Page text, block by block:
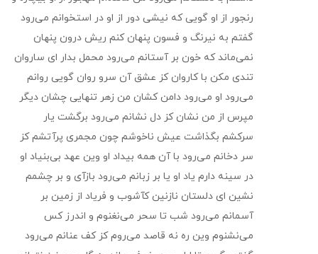
رنجور از او گویی که نیشی دور از او در استخوانم می‌رود
گفتم به نیرنگ و فسون پنهان کنم ریش درون پنهان
نمی‌ماند که خون بر آستانم می‌رود محمل بدار ای ساروان
تندی مکن با کاروان کز عشق آن سرو روان گویی روانم
می‌رود او می‌رود دامن کشان من زهر تنهایی چشان دیگر
مپرس از من نشان کز دل نشانم می‌رود برگشت یار
سرکشم بگذاشت عیش ناخوشم چون مجمری پرآتشم کز
سر دخانم می‌رود با آن همه بیداد او وین عهد بی‌بنیاد او
در سینه دارم یاد او یا بر زبانم می‌رود بازآی و بر چشمم
نشین ای دلستان نازنین کآشوب و فریاد از زمین بر
آسمانم می‌رود شب تا سحر می‌نغنوم و اندرز کس
می‌نشنوم وین ره نه قاصد می‌روم کز کف عنانم می‌رود